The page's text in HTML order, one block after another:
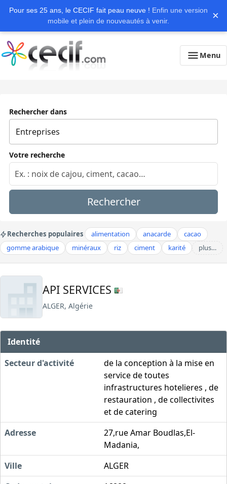
Pour ses 25 ans, le CECIF fait peau neuve ! Enfin une version
mobile et plein de nouveautés à venir.
×
Menu
Rechercher dans
Votre recherche
Rechercher
Recherches populaires alimentation anacarde
cacao
gomme arabique
minéraux riz ciment karité plus…
API SERVICES
ALGER, Algérie
Identité
Secteur d'activité
de la conception à la mise en
service de toutes
infrastructures hotelieres , de
restauration , de collectivites
et de catering
Adresse
27,rue Amar Boudlas,El-
Madania,
Ville
ALGER